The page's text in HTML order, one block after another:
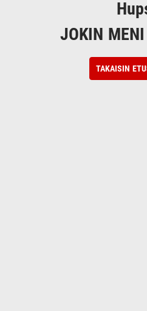
JOKIN
TAKAISIN